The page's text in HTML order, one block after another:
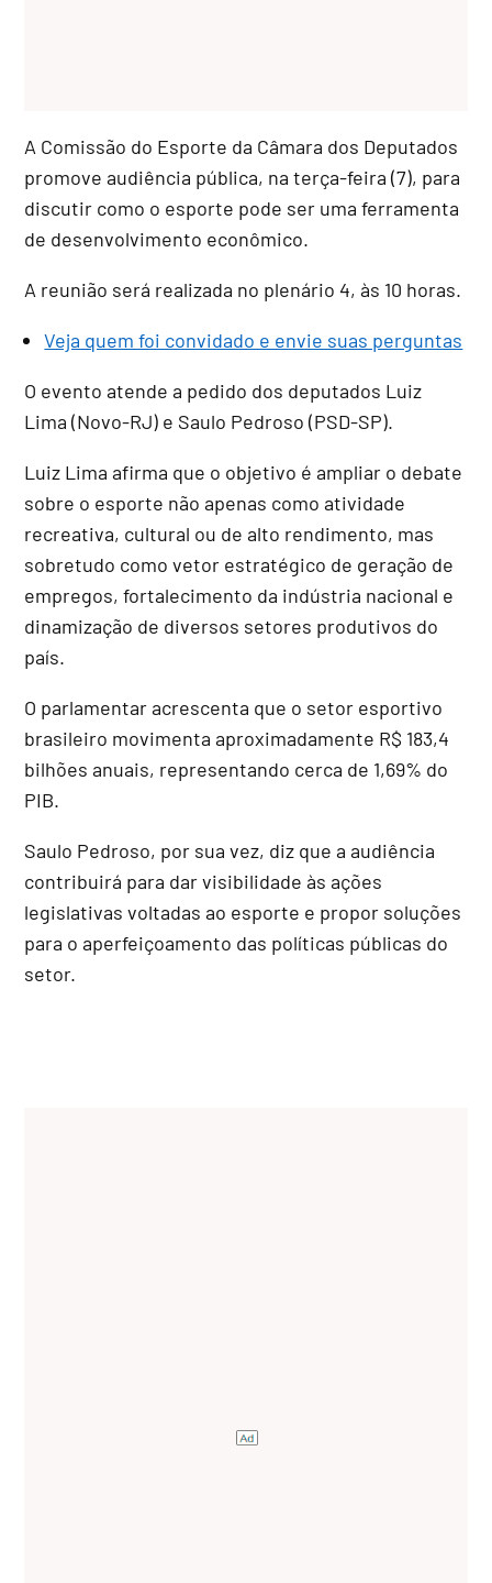
A Comissão do Esporte da Câmara dos Deputados
promove audiência pública, na terça-feira (7), para
discutir como o esporte pode ser uma ferramenta
de desenvolvimento econômico.
A reunião será realizada no plenário 4, às 10 horas.
Veja quem foi convidado e envie suas perguntas
O evento atende a pedido dos deputados Luiz
Lima (Novo-RJ) e Saulo Pedroso (PSD-SP).
Luiz Lima afirma que o objetivo é ampliar o debate
sobre o esporte não apenas como atividade
recreativa, cultural ou de alto rendimento, mas
sobretudo como vetor estratégico de geração de
empregos, fortalecimento da indústria nacional e
dinamização de diversos setores produtivos do
país.
O parlamentar acrescenta que o setor esportivo
brasileiro movimenta aproximadamente R$ 183,4
bilhões anuais, representando cerca de 1,69% do
PIB.
Saulo Pedroso, por sua vez, diz que a audiência
contribuirá para dar visibilidade às ações
legislativas voltadas ao esporte e propor soluções
para o aperfeiçoamento das políticas públicas do
setor.